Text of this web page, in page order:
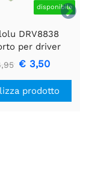

disponibile
DRV8838
per driver
CC a spazzola
singola
€ 3,50
prodotto